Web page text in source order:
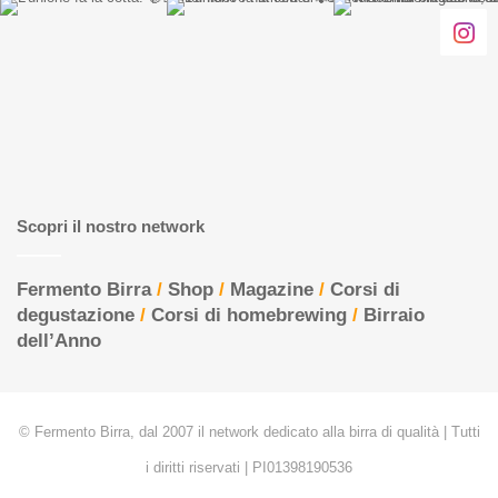
Scopri il nostro network
Fermento Birra/ Shop / Magazine / Corsi di
degustazione / Corsi di homebrewing / Birraio
dell’Anno
© Fermento Birra, dal 2007 il network dedicato alla birra di qualità | Tutti
i diritti riservati | PI01398190536